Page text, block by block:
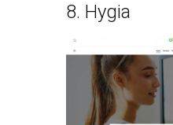
8. Hygia